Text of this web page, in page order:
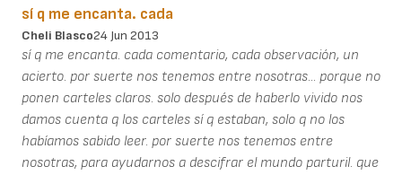
sí q me encanta. cada
Cheli Blasco24 Jun 2013
sí q me encanta. cada comentario, cada observación, un
acierto. por suerte nos tenemos entre nosotras... porque no
ponen carteles claros. solo después de haberlo vivido nos
damos cuenta q los carteles sí q estaban, solo q no los
habíamos sabido leer. por suerte nos tenemos entre
nosotras, para ayudarnos a descifrar el mundo parturil. que